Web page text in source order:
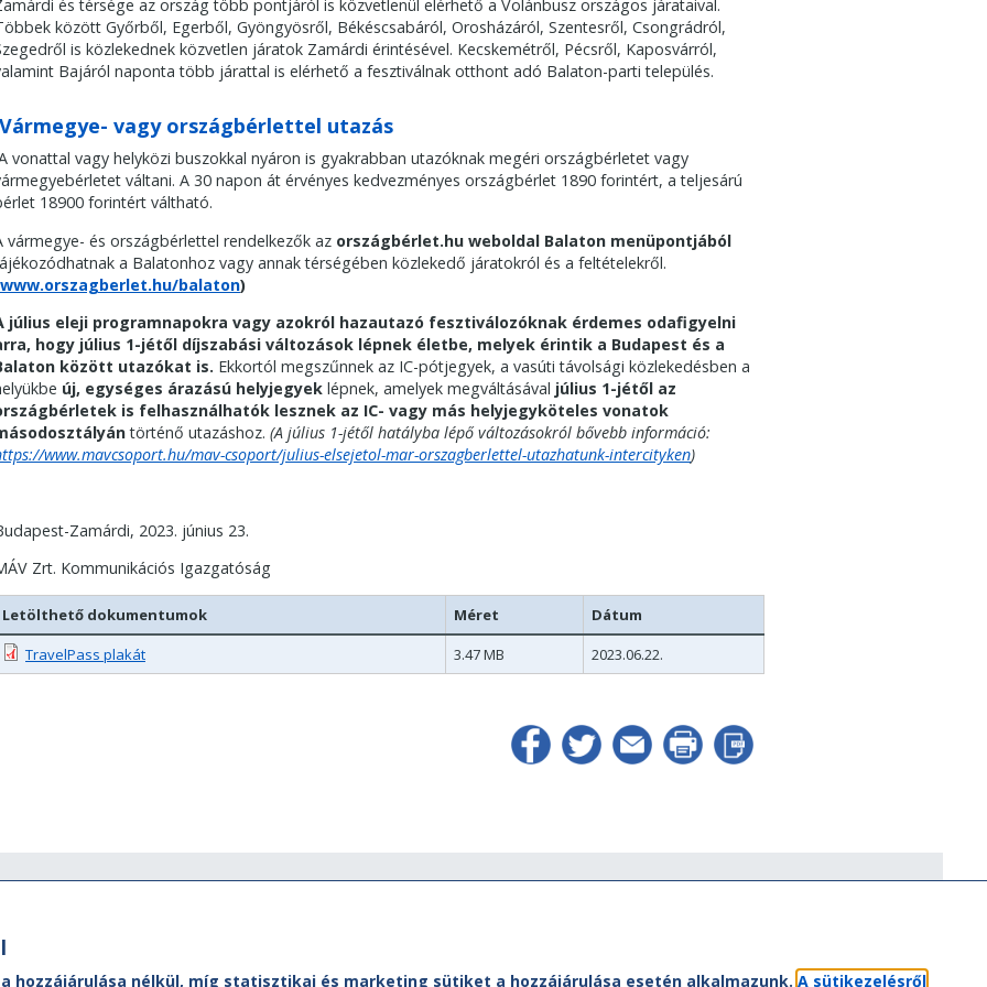
és térsége az ország több pontjáról is közvetlenül elérhető a Volánbusz országos járataival.
között Győrből, Egerből, Gyöngyösről, Békéscsabáról, Orosházáról, Szentesről, Csongrádról,
is közlekednek közvetlen járatok Zamárdi érintésével. Kecskemétről, Pécsről, Kaposvárról,
Bajáról naponta több járattal is elérhető a fesztiválnak otthont adó Balaton-parti település.
Vármegye- vagy országbérlettel utazás
vonattal vagy helyközi buszokkal nyáron is gyakrabban utazóknak megéri országbérletet vagy
váltani. A 30 napon át érvényes kedvezményes országbérlet 1890 forintért, a teljesárú
18900 forintért váltható.
vármegye- és országbérlettel rendelkezők az országbérlet.hu weboldal Balaton menüpontjából
a Balatonhoz vagy annak térségében közlekedő járatokról és a feltételekről.
www.orszagberlet.hu/balaton)
július eleji programnapokra vagy azokról hazautazó fesztiválozóknak érdemes odafigyelni
hogy július 1-jétől díjszabási változások lépnek életbe, melyek érintik a Budapest és a
között utazókat is. Ekkortól megszűnnek az IC-pótjegyek, a vasúti távolsági közlekedésben a
új, egységes árazású helyjegyek lépnek, amelyek megváltásával július 1-jétől az
is felhasználhatók lesznek az IC- vagy más helyjegyköteles vonatok
történő utazáshoz. (A július 1-jétől hatályba lépő változásokról bővebb információ:
www.mavcsoport.hu/mav-csoport/julius-elsejetol-mar-orszagberlettel-utazhatunk-intercityken)
Zamárdi, 2023. június 23.
Zrt. Kommunikációs Igazgatóság
Letölthető dokumentumok Méret
Dátum
TravelPass plakát
3.47 MB 2023.06.22.
Tel.:+36 (1) 3 49 49 49
Adatvédelem
Kapcsolat
hozzájárulása nélkül, míg statisztikai és marketing sütiket a hozzájárulása esetén alkalmazunk. A sütikezelésről